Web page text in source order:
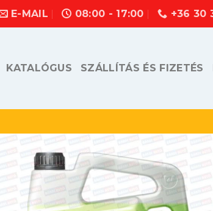
E-MAIL 08:00 - 17:00 +36 30
KATALÓGUS SZÁLLÍTÁS ÉS FIZETÉS